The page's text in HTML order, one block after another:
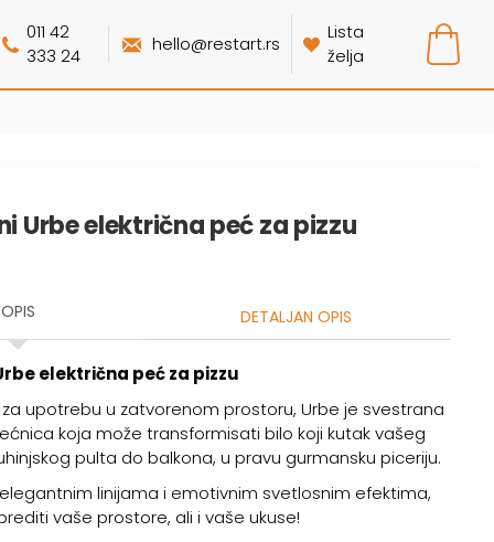
011 42
333 24
hello@restart.rs
Lista
želja
Urbe električna peć za pizzu
OPIS DETALJAN OPIS
električna peć za pizzu
upotrebu u zatvorenom prostoru, Urbe je svestrana
koja može transformisati bilo koji kutak vašeg
pulta do balkona, u pravu gurmansku piceriju.
linijama i emotivnim svetlosnim efektima,
vaše prostore, ali i vaše ukuse!